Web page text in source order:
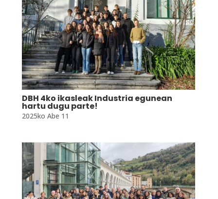
DBH 4ko ikasleak Industria egunean
hartu dugu parte!
2025ko Abe 11